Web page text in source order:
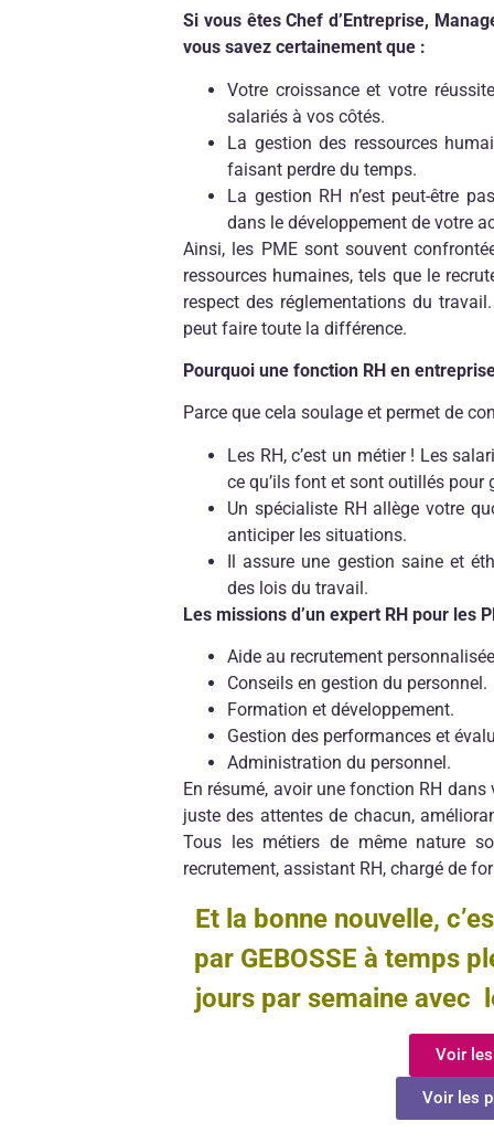
Si vous êtes Chef d’Entreprise,
vous savez certainement que :
Votre croissance et votre
salariés à vos côtés.
La gestion des ressources
faisant perdre du temps.
La gestion RH n’est peut-être
dans le développement de votre
Ainsi, les PME sont souvent
ressources humaines, tels que le
respect des réglementations du
peut faire toute la différence.
Pourquoi une fonction RH en
Parce que cela soulage et permet de
Les RH, c’est un métier ! Les
ce qu’ils font et sont outillés pour
Un spécialiste RH allège votre
anticiper les situations.
Il assure une gestion saine et
des lois du travail.
Les missions d’un expert RH pour les
Aide au recrutement
Conseils en gestion du personnel.
Formation et développement.
Gestion des performances et
Administration du personnel.
En résumé, avoir une fonction RH
juste des attentes de chacun,
Tous les métiers de même nature
recrutement, assistant RH, chargé de
Et la bonne nouvelle,
par GEBOSSE à temps
jours par semaine avec
Voir
Voir les